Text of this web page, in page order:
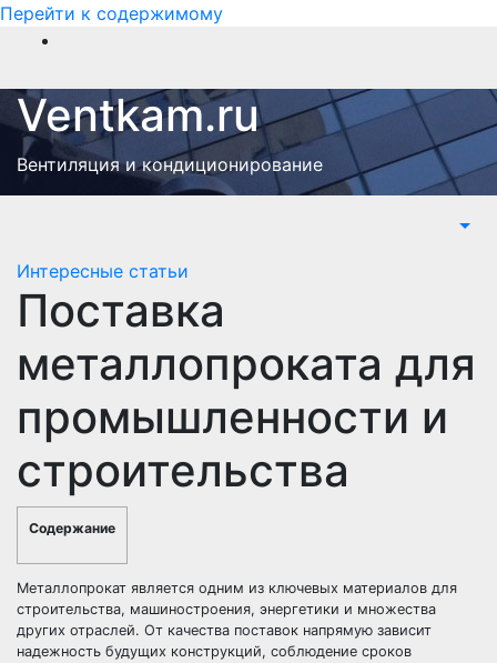
Перейти к содержимому
Ventkam.ru
Вентиляция и кондиционирование
Интересные статьи
Поставка
металлопроката для
промышленности и
строительства
Содержание
Металлопрокат является одним из ключевых материалов для
строительства, машиностроения, энергетики и множества
других отраслей. От качества поставок напрямую зависит
надежность будущих конструкций, соблюдение сроков